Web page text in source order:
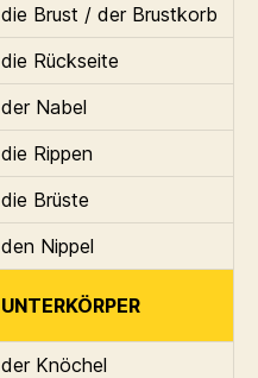
die Brust / der Brustkorb
die Rückseite
der Nabel
die Rippen
die Brüste
den Nippel
UNTERKÖRPER
der Knöchel